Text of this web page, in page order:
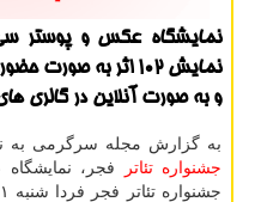
نمایشگاه عکس و پوستر سی
نمایش 102 اثر به
و به صورت آنلاین در گالری
به گزارش مجله سرگرمی به
جشنواره تئاتر فجر،